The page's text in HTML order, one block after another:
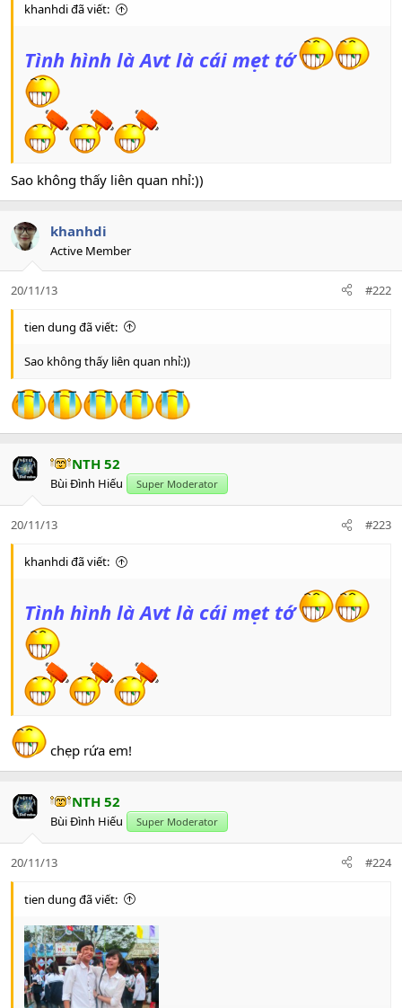
khanhdi đã viết:
Tình hình là Avt là cái mẹt tớ
Sao không thấy liên quan nhỉ:))
khanhdi
Active Member
20/11/13 #222
tien dung đã viết:
Sao không thấy liên quan nhỉ:))
NTH 52
Bùi Đình Hiếu Super Moderator
20/11/13 #223
khanhdi đã viết:
Tình hình là Avt là cái mẹt tớ
chẹp rứa em!
NTH 52
Bùi Đình Hiếu Super Moderator
20/11/13 #224
tien dung đã viết: